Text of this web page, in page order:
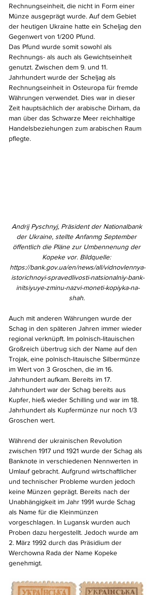
Rechnungseinheit, die nicht in Form einer
Münze ausgeprägt wurde. Auf dem Gebiet
der heutigen Ukraine hatte ein Scheljag den
Gegenwert von 1/200 Pfund.
Das Pfund wurde somit sowohl als
Rechnungs- als auch als Gewichtseinheit
genutzt. Zwischen dem 9. und 11.
Jahrhundert wurde der Scheljag als
Rechnungseinheit in Osteuropa für fremde
Währungen verwendet. Dies war in dieser
Zeit hauptsächlich der arabische Dirham, da
man über das Schwarze Meer reichhaltige
Handelsbeziehungen zum arabischen Raum
pflegte.
Andrij Pyschnyj, Präsident der Nationalbank
der Ukraine, stellte Anfanmg September
öffentlich die Pläne zur Umbennenung der
Kopeke vor. Bildquelle:
https://bank.gov.ua/en/news/all/vidnovlennya-
istorichnoyi-spravedlivosti-natsionalniy-bank-
initsiyuye-zminu-nazvi-moneti-kopiyka-na-
shah.
Auch mit anderen Währungen wurde der
Schag in den späteren Jahren immer wieder
regional verknüpft. Im polnisch-litauischen
Großreich übertrug sich der Name auf den
Trojak, eine polnisch-litauische Silbermünze
im Wert von 3 Groschen, die im 16.
Jahrhundert aufkam. Bereits im 17.
Jahrhundert war der Schag bereits aus
Kupfer, hieß wieder Schilling und war im 18.
Jahrhundert als Kupfermünze nur noch 1/3
Groschen wert.
Während der ukrainischen Revolution
zwischen 1917 und 1921 wurde der Schag als
Banknote in verschiedenen Nennwerten in
Umlauf gebracht. Aufgrund wirtschaftlicher
und technischer Probleme wurden jedoch
keine Münzen geprägt. Bereits nach der
Unabhängigkeit im Jahr 1991 wurde Schag
als Name für die Kleinmünzen
vorgeschlagen. In Lugansk wurden auch
Proben dazu hergestellt. Jedoch wurde am
2. März 1992 durch das Präsidium der
Werchowna Rada der Name Kopeke
genehmigt.